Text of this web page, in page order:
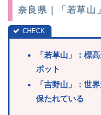
奈良県｜「若草山
「若草山」：標
ポット
「吉野山」：世
保たれている